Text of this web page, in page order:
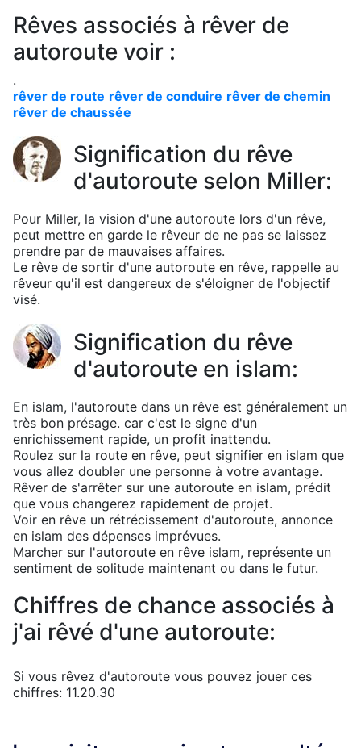
Rêves associés à rêver de
autoroute voir :
.
rêver de route rêver de conduire rêver de chemin
rêver de chaussée
Signification du rêve
d'autoroute selon Miller:
Pour Miller, la vision d'une autoroute lors d'un rêve,
peut mettre en garde le rêveur de ne pas se laissez
prendre par de mauvaises affaires.
Le rêve de sortir d'une autoroute en rêve, rappelle au
rêveur qu'il est dangereux de s'éloigner de l'objectif
visé.
Signification du rêve
d'autoroute en islam:
En islam, l'autoroute dans un rêve est généralement un
très bon présage. car c'est le signe d'un
enrichissement rapide, un profit inattendu.
Roulez sur la route en rêve, peut signifier en islam que
vous allez doubler une personne à votre avantage.
Rêver de s'arrêter sur une autoroute en islam, prédit
que vous changerez rapidement de projet.
Voir en rêve un rétrécissement d'autoroute, annonce
en islam des dépenses imprévues.
Marcher sur l'autoroute en rêve islam, représente un
sentiment de solitude maintenant ou dans le futur.
Chiffres de chance associés à
j'ai rêvé d'une autoroute:
Si vous rêvez d'autoroute vous pouvez jouer ces
chiffres: 11.20.30